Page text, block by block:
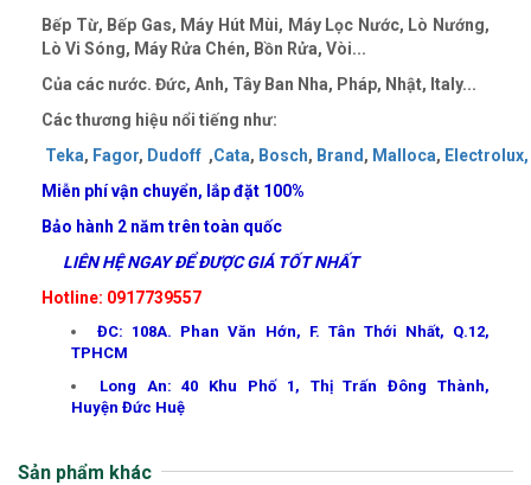
Bếp Từ, Bếp Gas, Máy Hút Mùi, Máy Lọc Nước, Lò Nướng,
Lò Vi Sóng, Máy Rửa Chén, Bồn Rửa, Vòi...
Của các nước. Đức, Anh, Tây Ban Nha, Pháp, Nhật, Italy...
Các thương hiệu nổi tiếng như:
Teka, Fagor, Dudoff ,Cata, Bosch, Brand , Malloca, Electrolux,
Miễn phí vận chuyển, lắp đặt 100%
Bảo hành 2 năm trên toàn quốc
LIÊN HỆ NGAY ĐỂ ĐƯỢC GIÁ TỐT NHẤT
Hotline: 0917739557
ĐC: 108A. Phan Văn Hớn, F. Tân Thới Nhất, Q.12,
TPHCM
Long An: 40 Khu Phố 1, Thị Trấn Đông Thành,
Huyện Đức Huệ
Sản phẩm khác